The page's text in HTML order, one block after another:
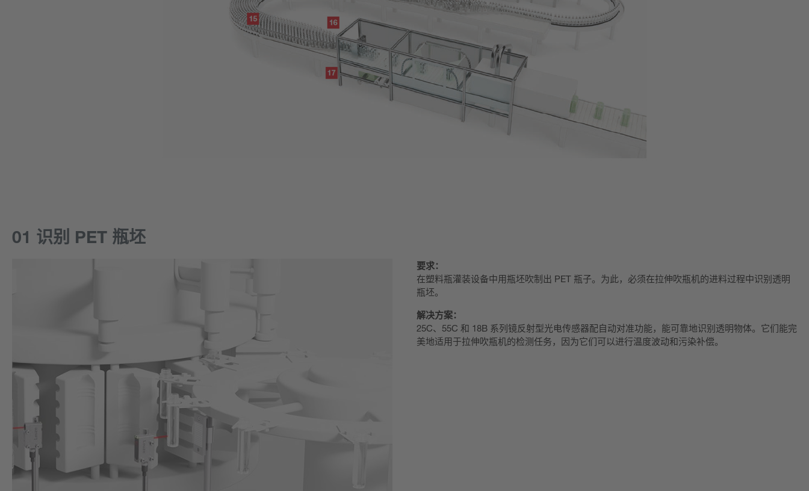
01 识别 PET 瓶坯
要求：
在塑料瓶灌装设备中用瓶坯吹制出 PET 瓶子。为此，必须在拉伸吹瓶机的进料过程中识别透明
瓶坯。
解决方案：
25C、55C 和 18B 系列镜反射型光电传感器配自动对准功能，能可靠地识别透明物体。它们能完
美地适用于拉伸吹瓶机的检测任务，因为它们可以进行温度波动和污染补偿。